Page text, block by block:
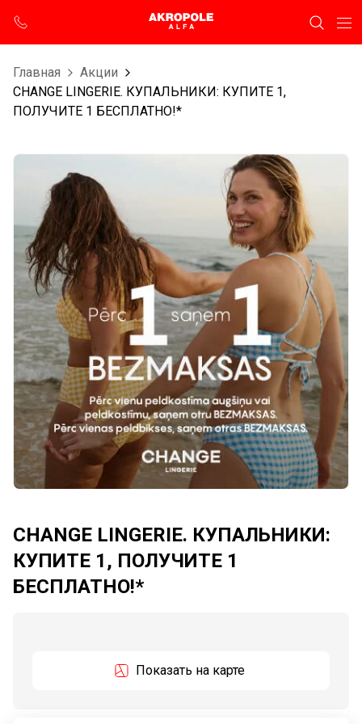
Главная
Aкции
CHANGE LINGERIE. КУПАЛЬНИКИ: КУПИТЕ 1,
ПОЛУЧИТЕ 1 БЕСПЛАТНО!*
CHANGE LINGERIE. КУПАЛЬНИКИ:
КУПИТЕ 1, ПОЛУЧИТЕ 1
БЕСПЛАТНО!*
Показать на карте